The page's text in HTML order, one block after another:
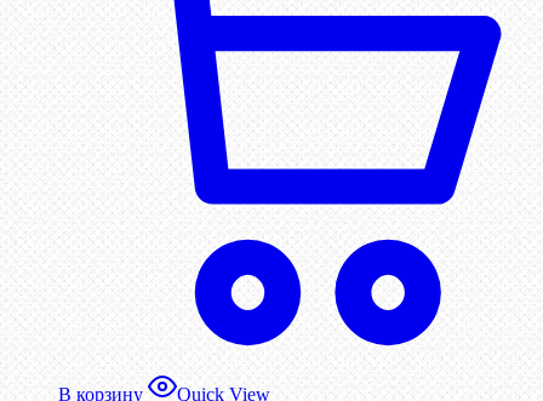
В корзину Quick View